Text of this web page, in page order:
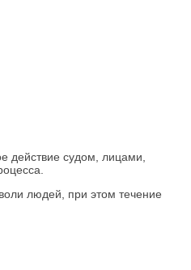
действие судом, лицами,
людей, при этом течение